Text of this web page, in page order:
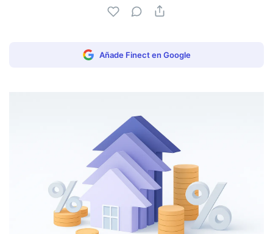
Añade Finect en Google